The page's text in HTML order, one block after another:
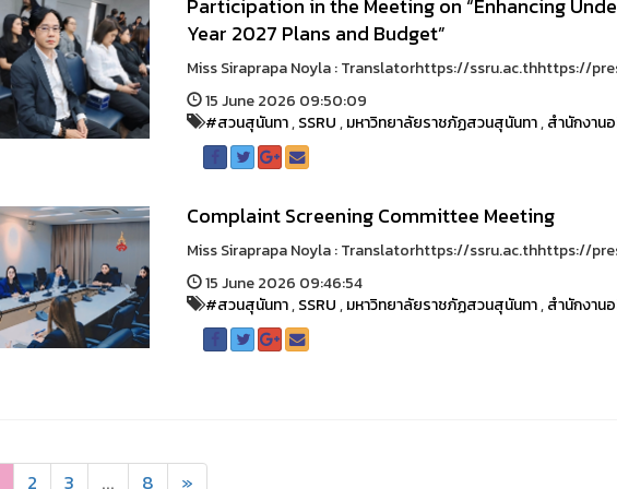
Year 2027 Plans and Budget”
Miss Siraprapa Noyla : Translatorhttps://ssru.ac.thhttps://
15 June 2026 09:50:09
#สวนสุนันทา,SSRU,มหาวิทยาลัยราชภัฏสวนสุนันทา,สำนักงาน
Complaint Screening Committee Meeting
Miss Siraprapa Noyla : Translatorhttps://ssru.ac.thhttps://
15 June 2026 09:46:54
#สวนสุนันทา,SSRU,มหาวิทยาลัยราชภัฏสวนสุนันทา,สำนักงาน
2 3 ... 8 »